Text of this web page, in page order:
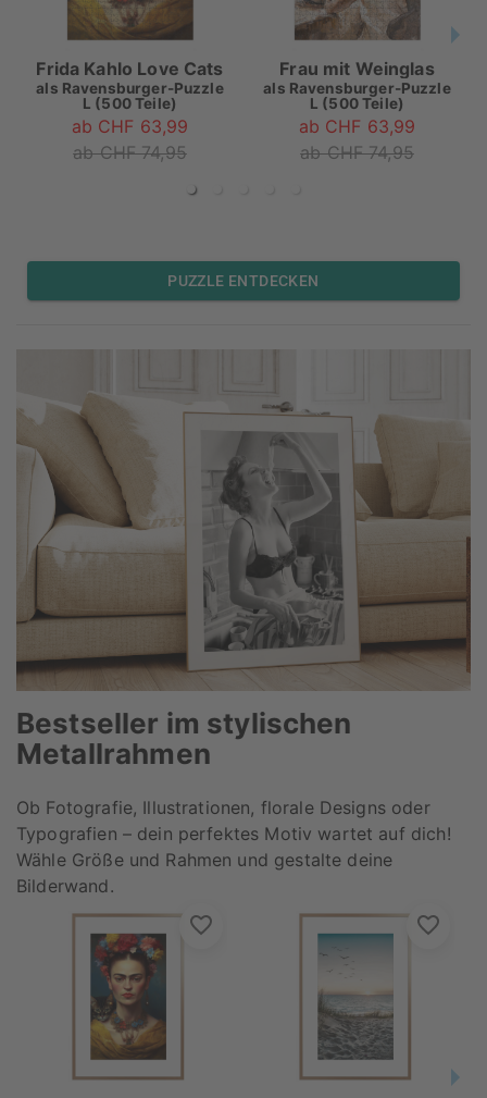
Frida Kahlo Love Cats
als Ravensburger-Puzzle
L (500 Teile)
ab CHF 63,99
ab CHF 74,95
Frau mit Weinglas
als Ravensburger-Puzzle
L (500 Teile)
ab CHF 63,99
ab CHF 74,95
PUZZLE ENTDECKEN
Bestseller im stylischen
Metallrahmen
Ob Fotografie, Illustrationen, florale Designs oder
Typografien – dein perfektes Motiv wartet auf dich!
Wähle Größe und Rahmen und gestalte deine
Bilderwand.